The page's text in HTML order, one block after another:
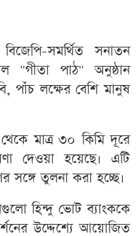
সমর্থিত সনাতন
"গীতা পাঠ" অনুষ্ঠান
পাঁচ লক্ষের বেশি মানুষ
মাত্র ৩০ কিমি দূরে
দেওয়া হয়েছে। এটি
সঙ্গে তুলনা করা হচ্ছে।
হিন্দু ভোট ব্যাংককে
উদ্দেশ্যে আয়োজিত